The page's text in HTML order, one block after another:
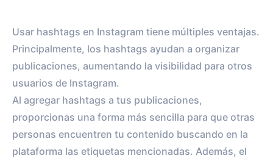
Usar hashtags en Instagram tiene múltiples ventajas.
Principalmente, los hashtags ayudan a organizar
publicaciones, aumentando la visibilidad para otros
usuarios de Instagram.
Al agregar hashtags a tus publicaciones,
proporcionas una forma más sencilla para que otras
personas encuentren tu contenido buscando en la
plataforma las etiquetas mencionadas. Además, el